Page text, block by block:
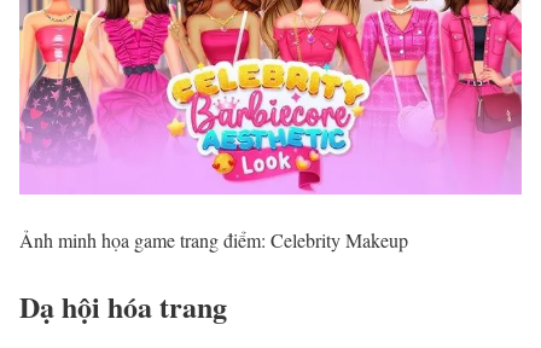
Ảnh minh họa game trang điểm: Celebrity Makeup
Dạ hội hóa trang